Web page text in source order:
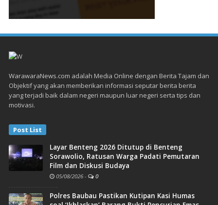
WarawaraNews.com adalah Media Online dengan Berita Tajam dan
Objektif yang akan memberikan informasi seputar berita berita
yang terjadi baik dalam negeri maupun luar negeri serta tips dan
motivasi.
Post List
Layar Benteng 2026 Ditutup di Benteng
Sorawolio, Ratusan Warga Padati Pemutaran
Film dan Diskusi Budaya
05/08/2026 - 0
Polres Baubau Pastikan Kutipan Kasi Humas